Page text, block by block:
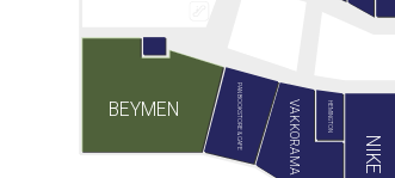
HEMINGTON
NIKE
PAN BOOKSTORE & CAFE VAKKORAMA
BEYMEN